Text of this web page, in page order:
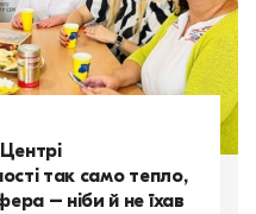
так само тепло,
– ніби й не їхав